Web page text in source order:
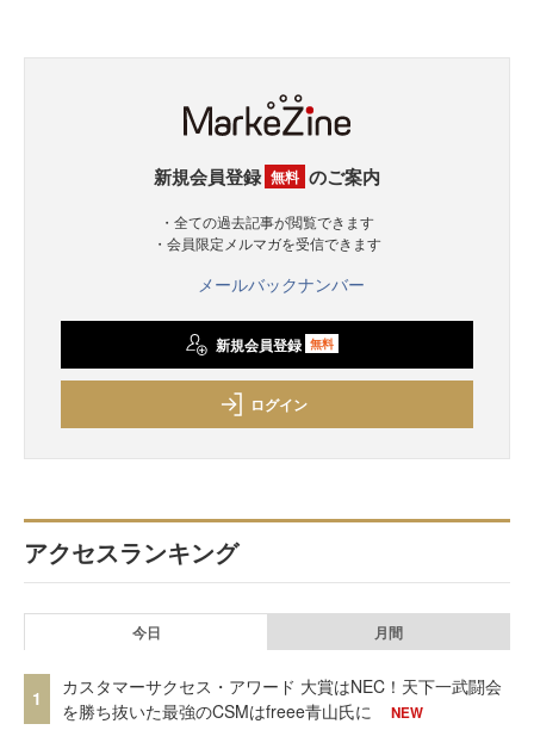
新規会員登録 無料 のご案内
・全ての過去記事が閲覧できます
・会員限定メルマガを受信できます
メールバックナンバー
新規会員登録 無料
ログイン
アクセスランキング
今日 月間
1
カスタマーサクセス・アワード 大賞はNEC！天下一武闘会
を勝ち抜いた最強のCSMはfreee青山氏に
NEW